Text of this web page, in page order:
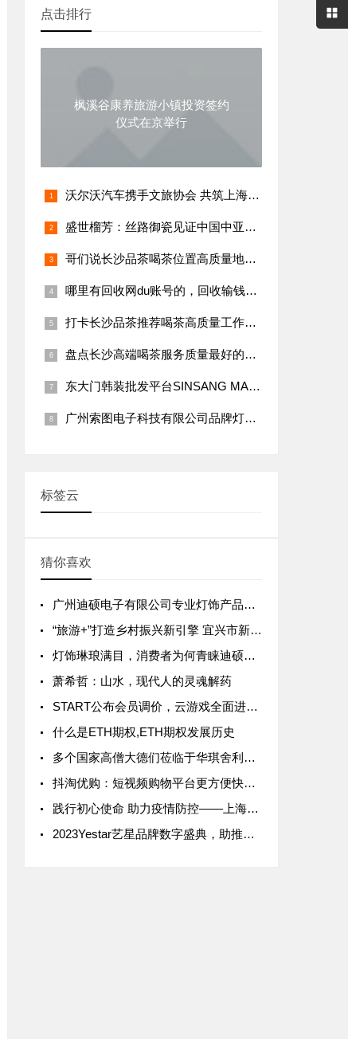
点击排行
枫溪谷康养旅游小镇投资签约
仪式在京举行
​沃尔沃汽车携手文旅协会 共筑上海“急救守护网”
盛世榴芳：丝路御瓷见证中国中亚千年友谊再谱新篇
哥们说长沙品茶喝茶位置高质量地方推荐攻略在长沙品茶喝茶海选工作室
哪里有回收网du账号的，回收输钱号是否可靠
打卡长沙品茶推荐喝茶高质量工作室海选品茶场子，这家口碑好评多
盘点长沙高端喝茶服务质量最好的全套品茶场子，推荐大家来海选体验
东大门韩装批发平台SINSANG MARKET已入住2万商家
广州索图电子科技有限公司品牌灯饰引领者
标签云
猜你喜欢
广州迪硕电子有限公司专业灯饰产品用着放心
“旅游+”打造乡村振兴新引擎 宜兴市新联会走访中传华夏在建项目
灯饰琳琅满目，消费者为何青睐迪硕灯饰？
萧希哲：山水，现代人的灵魂解药
START公布会员调价，云游戏全面进入“时长付费”时代
什么是ETH期权,ETH期权发展历史
多个国家高僧大德们莅临于华琪舍利子博物馆诵经与祝福
抖淘优购：短视频购物平台更方便快捷高效！
践行初心使命 助力疫情防控——上海万通教育集团吹响抗击疫情集结号
2023Yestar艺星品牌数字盛典，助推中国医美数字前行！